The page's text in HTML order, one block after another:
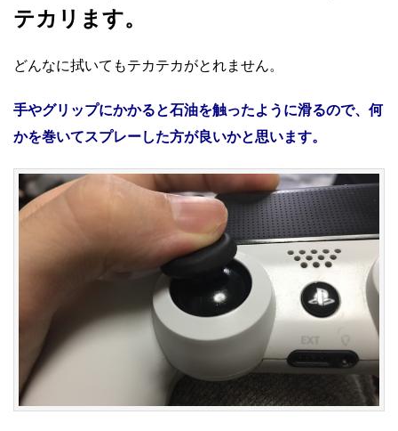
テカリます。
どんなに拭いてもテカテカがとれません。
手やグリップにかかると石油を触ったように滑るので、何
かを巻いてスプレーした方が良いかと思います。